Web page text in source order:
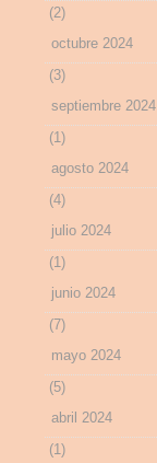
(2)
octubre 2024
(3)
septiembre 2024
(1)
agosto 2024
(4)
julio 2024
(1)
junio 2024
(7)
mayo 2024
(5)
abril 2024
(1)